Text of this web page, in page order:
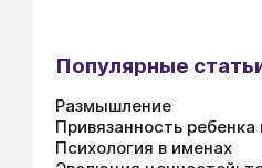
Популярные
Размышление
Привязанность ребенка
Психология в именах